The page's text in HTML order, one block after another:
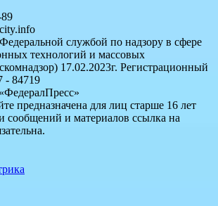
службой по надзору в сфере
технологий и массовых
17.02.2023г. Регистрационный
84719
предназначена для лиц старше 16 лет
сообщений и материалов ссылка на